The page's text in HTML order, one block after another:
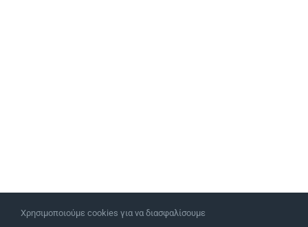
Χρησιμοποιούμε cookies για να διασφαλίσουμε